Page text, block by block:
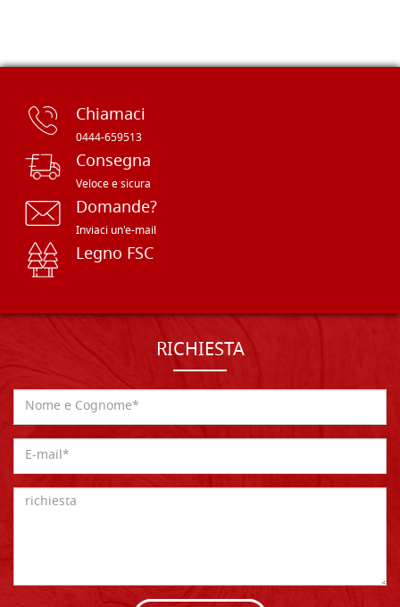
Chiamaci
0444-659513
Consegna
Veloce e sicura
Domande?
Inviaci un'e-mail
Legno FSC
RICHIESTA